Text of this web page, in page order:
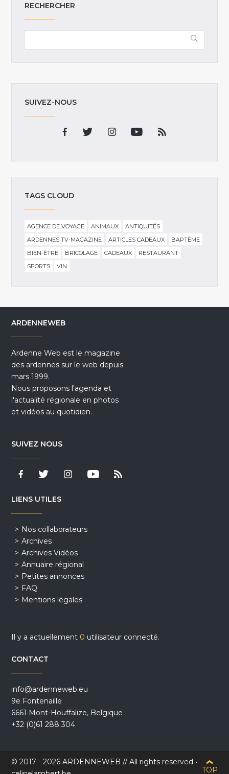
RECHERCHER
SUIVEZ-NOUS
TAGS CLOUD
AGENCE DE VOYAGE ANIMAUX
ANTIQUITÉS
ARDENNES TV-MAGAZINE
ARTICLES CADEAUX
BAPTÊME
BIEN-ÊTRE
BRICOLAGE CADEAUX
RESTAURANT
SPORTS
VIN
ARDENNEWEB
Ardenne Web est le magazine
des ardennes sur le web depuis
mars 1999.
Nous proposons l'agenda et
l'actualité régionale en photos
et vidéos au quotidien.
SUIVEZ NOUS
LIENS UTILES
Nos collaborateurs
Archives
Archives Vidéos
Annuaire régional
Petites annonces
FAQ
Mentions légales
Il y a actuellement 0 utilisateur connecté.
CONTACT
info@ardenneweb.eu
9e Fontenaille
6661 Mont-Houffalize, Belgique
+32 (0)61 288 304
© 2017 - 2026 ARDENNEWEB // All rights reserved •
TOP